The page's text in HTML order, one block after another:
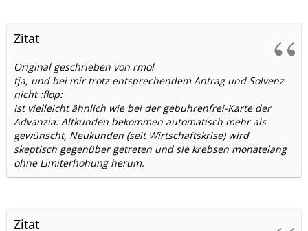
Zitat
Original geschrieben von rmol
tja, und bei mir trotz entsprechendem Antrag und Solvenz
nicht :flop:
Ist vielleicht ähnlich wie bei der gebuhrenfrei-Karte der
Advanzia: Altkunden bekommen automatisch mehr als
gewünscht, Neukunden (seit Wirtschaftskrise) wird
skeptisch gegenüber getreten und sie krebsen monatelang
ohne Limiterhöhung herum.
Zitat